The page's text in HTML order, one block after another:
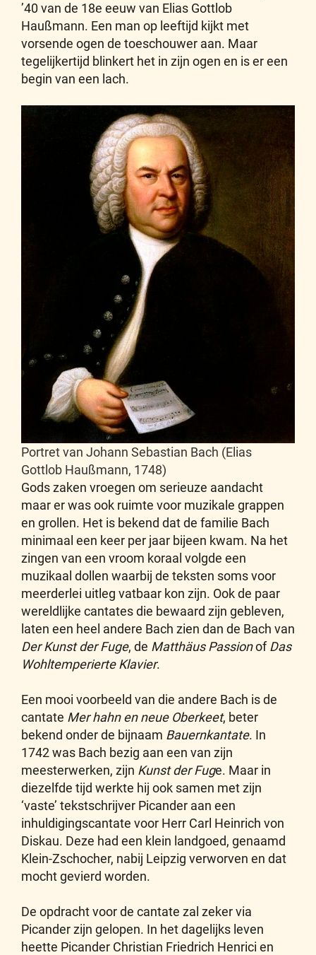
’40 van de 18e eeuw van Elias Gottlob
Haußmann. Een man op leeftijd kijkt met
vorsende ogen de toeschouwer aan. Maar
tegelijkertijd blinkert het in zijn ogen en is er een
begin van een lach.
Portret van Johann Sebastian Bach (Elias
Gottlob Haußmann, 1748)
Gods zaken vroegen om serieuze aandacht
maar er was ook ruimte voor muzikale grappen
en grollen. Het is bekend dat de familie Bach
minimaal een keer per jaar bijeen kwam. Na het
zingen van een vroom koraal volgde een
muzikaal dollen waarbij de teksten soms voor
meerderlei uitleg vatbaar kon zijn. Ook de paar
wereldlijke cantates die bewaard zijn gebleven,
laten een heel andere Bach zien dan de Bach van
Der Kunst der Fuge, de Matthäus PassionofDas
Wohltemperierte Klavier.
Een mooi voorbeeld van die andere Bach is de
cantate Mer hahn en neue Oberkeet, beter
bekend onder de bijnaam Bauernkantate. In
1742 was Bach bezig aan een van zijn
meesterwerken, zijn Kunst der Fuge. Maar in
diezelfde tijd werkte hij ook samen met zijn
‘vaste’ tekstschrijver Picander aan een
inhuldigingscantate voor Herr Carl Heinrich von
Diskau. Deze had een klein landgoed, genaamd
Klein-Zschocher, nabij Leipzig verworven en dat
mocht gevierd worden.
De opdracht voor de cantate zal zeker via
Picander zijn gelopen. In het dagelijks leven
heette Picander Christian Friedrich Henrici en